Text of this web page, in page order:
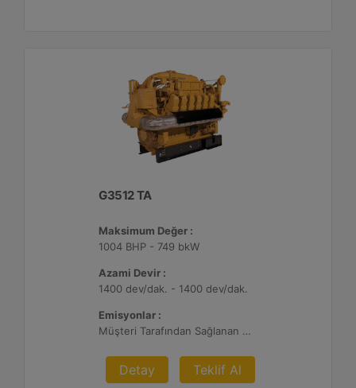
G3512 TA
Maksimum Değer :
1004 BHP - 749 bkW
Azami Devir :
1400 dev/dak. - 1400 dev/dak.
Emisyonlar :
Müşteri Tarafından Sağlanan Atık Arıtma ile NSPS Saha Uyumluluğuna Sahiptir, 0,5 g/bhp-sa. NOx
Detay Teklif Al